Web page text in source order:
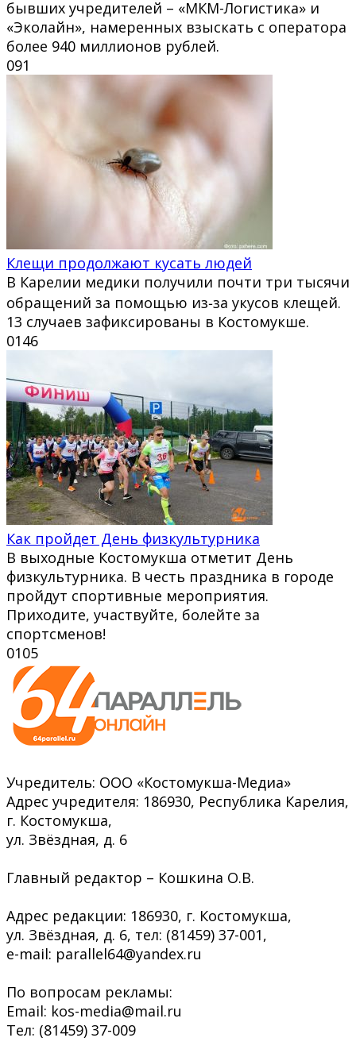
бывших учредителей – «МКМ-Логистика» и
«Эколайн», намеренных взыскать с оператора
более 940 миллионов рублей.
091
Клещи продолжают кусать людей
В Карелии медики получили почти три тысячи
обращений за помощью из‑за укусов клещей.
13 случаев зафиксированы в Костомукше.
0146
Как пройдет День физкультурника
В выходные Костомукша отметит День
физкультурника. В честь праздника в городе
пройдут спортивные мероприятия.
Приходите, участвуйте, болейте за
спортсменов!
0105
Учредитель: ООО «Костомукша-Медиа»
Адрес учредителя: 186930, Республика Карелия,
г. Костомукша,
ул. Звёздная, д. 6
Главный редактор – Кошкина О.В.
Адрес редакции: 186930, г. Костомукша,
ул. Звёздная, д. 6, тел: (81459) 37-001,
e-mail: parallel64@yandex.ru
По вопросам рекламы:
Email: kos-media@mail.ru
Тел: (81459) 37-009